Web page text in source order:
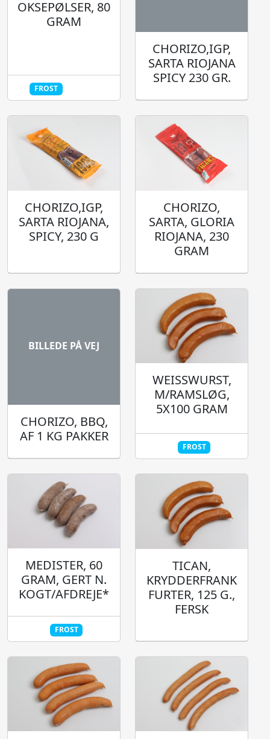
OKSEPØLSER, 80
GRAM
FROST
CHORIZO,IGP,
SARTA RIOJANA
SPICY 230 GR.
CHORIZO,IGP,
SARTA RIOJANA,
SPICY, 230 G
CHORIZO,
SARTA, GLORIA
RIOJANA, 230
GRAM
BILLEDE PÅ VEJ
CHORIZO, BBQ,
AF 1 KG PAKKER
WEISSWURST,
M/RAMSLØG,
5X100 GRAM
FROST
MEDISTER, 60
GRAM, GERT N.
KOGT/AFDREJE*
FROST
TICAN,
KRYDDERFRANK
FURTER, 125 G.,
FERSK